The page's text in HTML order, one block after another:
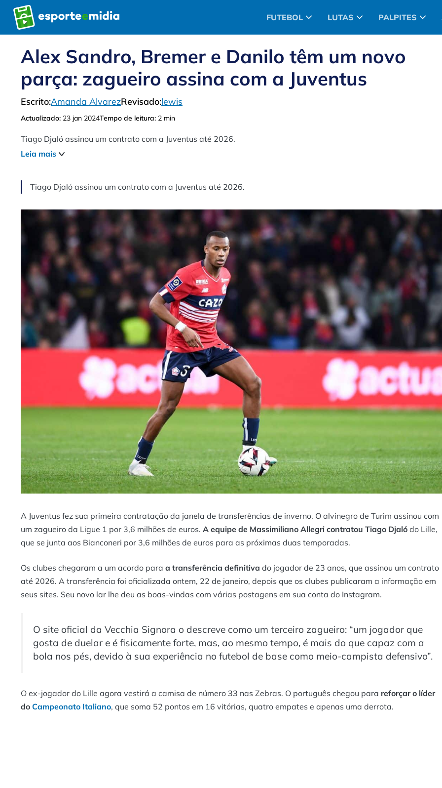
Pular
para
o
FUTEBOL LUTAS PALPITES
Alex Sandro, Bremer e Danilo têm um novo
parça: zagueiro assina com a Juventus
Escrito:Amanda AlvarezRevisado:lewis
Actualizado: 23 jan 2024Tempo de leitura: 2 min
Tiago Djaló assinou um contrato com a Juventus até 2026.
Leia mais
Tiago Djaló assinou um contrato com a Juventus até 2026.
A Juventus fez sua primeira contratação da janela de transferências de inverno. O alvinegro de Turim assinou com
um zagueiro da Ligue 1 por 3,6 milhões de euros. A equipe de Massimiliano Allegri contratou Tiago Djaló do Lille,
que se junta aos Bianconeri por 3,6 milhões de euros para as próximas duas temporadas.
Os clubes chegaram a um acordo para a transferência definitiva do jogador de 23 anos, que assinou um contrato
até 2026. A transferência foi oficializada ontem, 22 de janeiro, depois que os clubes publicaram a informação em
seus sites. Seu novo lar lhe deu as boas-vindas com várias postagens em sua conta do Instagram.
O site oficial da Vecchia Signora o descreve como um terceiro zagueiro: “um jogador que
gosta de duelar e é fisicamente forte, mas, ao mesmo tempo, é mais do que capaz com a
bola nos pés, devido à sua experiência no futebol de base como meio-campista defensivo”.
O ex-jogador do Lille agora vestirá a camisa de número 33 nas Zebras. O português chegou para reforçar o líder
do Campeonato Italiano, que soma 52 pontos em 16 vitórias, quatro empates e apenas uma derrota.